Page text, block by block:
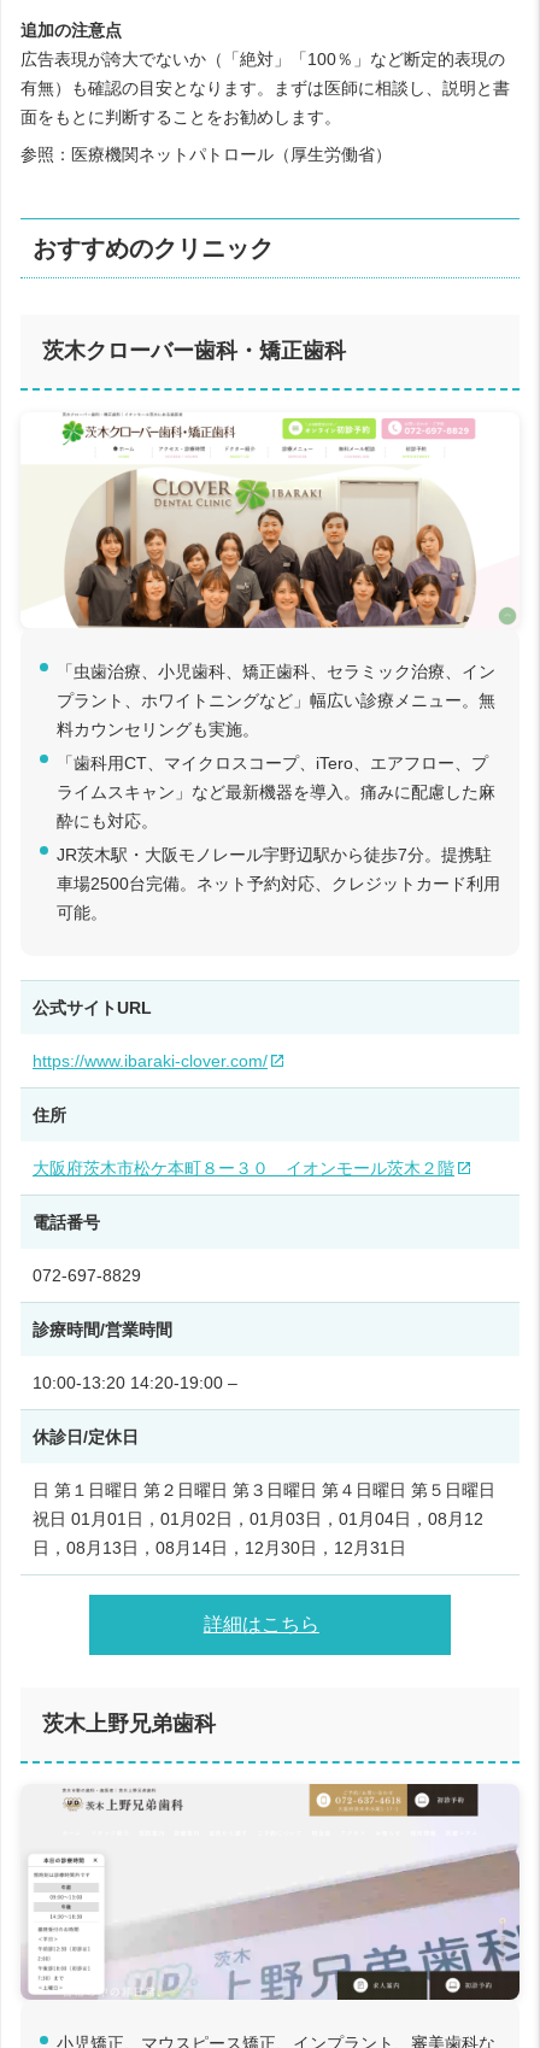
追加の注意点
広告表現が誇大でないか（「絶対」「100％」など断定的表現の
有無）も確認の目安となります。まずは医師に相談し、説明と書
面をもとに判断することをお勧めします。
参照： 医療機関ネットパトロール（厚生労働省）
おすすめのクリニック
茨木クローバー歯科・矯正歯科
「虫歯治療、小児歯科、矯正歯科、セラミック治療、イン
プラント、ホワイトニングなど」幅広い診療メニュー。無
料カウンセリングも実施。
「歯科用CT、マイクロスコープ、iTero、エアフロー、プ
ライムスキャン」など最新機器を導入。痛みに配慮した麻
酔にも対応。
JR茨木駅・大阪モノレール宇野辺駅から徒歩7分。提携駐
車場2500台完備。ネット予約対応、クレジットカード利用
可能。
公式サイトURL
https://www.ibaraki-clover.com/
住所
大阪府茨木市松ケ本町８ー３０ イオンモール茨木２階
電話番号
072-697-8829
診療時間/営業時間
10:00-13:20 14:20-19:00 –
休診日/定休日
日 第１日曜日 第２日曜日 第３日曜日 第４日曜日 第５日曜日
祝日 01月01日，01月02日，01月03日，01月04日，08月12
日，08月13日，08月14日，12月30日，12月31日
詳細はこちら
茨木上野兄弟歯科
小児矯正、マウスピース矯正、インプラント、審美歯科な